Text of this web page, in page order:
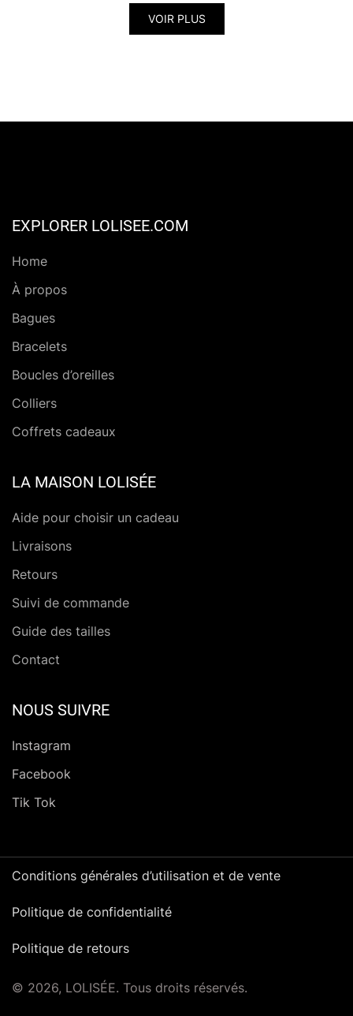
VOIR PLUS
Ce
produit
options
la
EXPLORER LOLISEE.COM
Home
À propos
Bagues
Bracelets
Boucles d’oreilles
Colliers
Coffrets cadeaux
LA MAISON LOLISÉE
Aide pour choisir un cadeau
Livraisons
Retours
Suivi de commande
Guide des tailles
Contact
NOUS SUIVRE
Instagram
Facebook
Tik Tok
Conditions générales d’utilisation et de vente
Politique de confidentialité
Politique de retours
© 2026, LOLISÉE. Tous droits réservés.